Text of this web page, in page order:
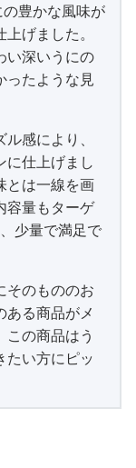
の豊かな風味が
げました。
い深いうにの
ったような見
感により、
に仕上げまし
とは一線を画
容量もターゲ
少量で満足で
そのもののお
ある商品がメ
の商品はう
たい方にピッ